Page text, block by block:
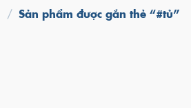
/ Sản phẩm được gắn thẻ “#tủ”